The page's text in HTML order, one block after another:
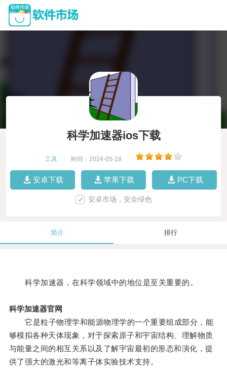
科学加速器ios下载
工具 时间：2024-05-18
安卓下载 苹果下载 PC下载
安卓市场，安全绿色
简介 排行
科学加速器，在科学领域中的地位是至关重要的。
科学加速器官网
它是粒子物理学和能源物理学的一个重要组成部分，能
够模拟各种天体现象，对于探索原子和宇宙结构、理解物质
与能量之间的相互关系以及了解宇宙最初的形态和演化，提
供了强大的激光和等离子体实验技术支持。